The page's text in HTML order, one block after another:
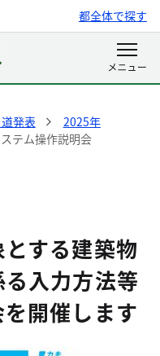
都全体で探す
発表
2025年
テム操作説明会
する建築物
入力方法等
開催します